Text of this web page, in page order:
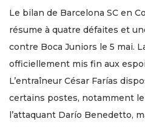
Le bilan de Barcelona SC en
résume à quatre défaites et
contre Boca Juniors le 5 mai.
officiellement mis fin aux
L’entraîneur César Farías
certains postes, notamment
l’attaquant Darío Benedetto,